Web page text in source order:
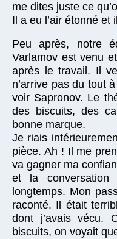
me dites juste ce
Il a eu l’air étonné et
Peu après, notre
Varlamov est venu
après le travail. Il
n’arrive pas du tout
voir Sapronov. Le
des biscuits, des
bonne marque.
Je riais
pièce. Ah ! Il me
va gagner ma
et la
longtemps. Mon
raconté. Il était
dont j’avais vécu.
biscuits, on voyait